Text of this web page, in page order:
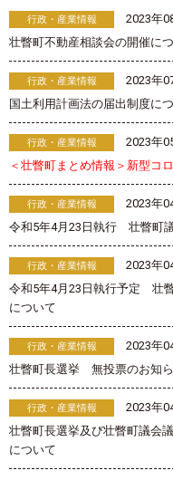
行政・産業情報
2023年
壮瞥町不動産相談会の開催に
行政・産業情報
2023年
国土利用計画法の届出制度に
行政・産業情報
2023年
＜壮瞥町まとめ情報＞新型コ
行政・産業情報
2023年
令和5年4月23日執行 壮瞥町
行政・産業情報
2023年
令和5年4月23日執行予定 壮
について
行政・産業情報
2023年
壮瞥町長選挙 無投票のお知
行政・産業情報
2023年
壮瞥町長選挙及び壮瞥町議会
について